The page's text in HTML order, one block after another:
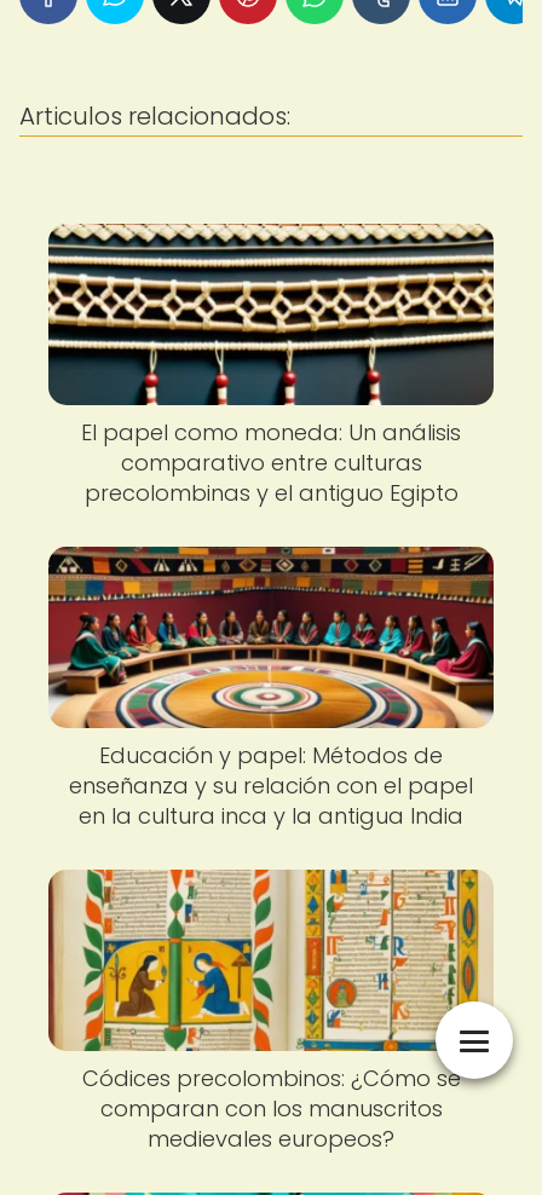
Articulos relacionados:
El papel como moneda: Un análisis
comparativo entre culturas
precolombinas y el antiguo Egipto
Educación y papel: Métodos de
enseñanza y su relación con el papel
en la cultura inca y la antigua India
Códices precolombinos: ¿Cómo se
comparan con los manuscritos
medievales europeos?